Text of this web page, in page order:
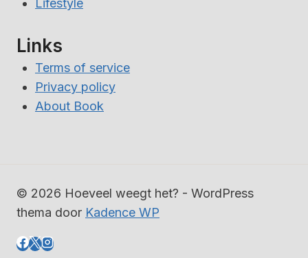
Lifestyle
Links
Terms of service
Privacy policy
About Book
© 2026 Hoeveel weegt het? - WordPress
thema door Kadence WP